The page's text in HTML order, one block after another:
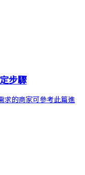
步驟
求的商家可參考此篇進